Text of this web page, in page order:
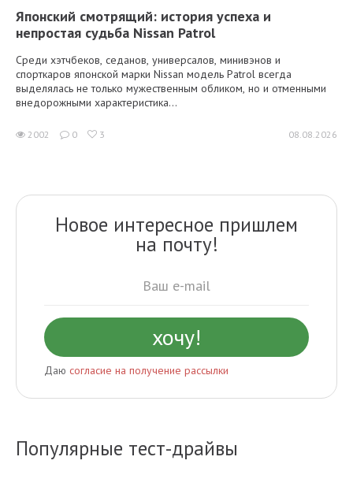
Японский смотрящий: история успеха и
непростая судьба Nissan Patrol
Среди хэтчбеков, седанов, универсалов, минивэнов и
спорткаров японской марки Nissan модель Patrol всегда
выделялась не только мужественным обликом, но и отменными
внедорожными характеристика...
2002 0 3 08.08.2026
Новое интересное пришлем
на почту!
Даю согласие на получение рассылки
Популярные тест-драйвы